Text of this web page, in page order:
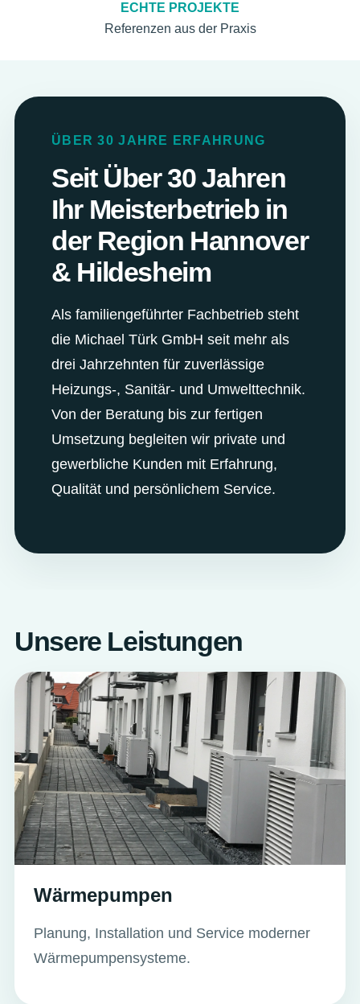
ECHTE PROJEKTE
Referenzen aus der Praxis
ÜBER 30 JAHRE ERFAHRUNG
Seit Über 30 Jahren
Ihr Meisterbetrieb in
der Region Hannover
& Hildesheim
Als familiengeführter Fachbetrieb steht
die Michael Türk GmbH seit mehr als
drei Jahrzehnten für zuverlässige
Heizungs-, Sanitär- und Umwelttechnik.
Von der Beratung bis zur fertigen
Umsetzung begleiten wir private und
gewerbliche Kunden mit Erfahrung,
Qualität und persönlichem Service.
Unsere Leistungen
Wärmepumpen
Planung, Installation und Service moderner
Wärmepumpensysteme.